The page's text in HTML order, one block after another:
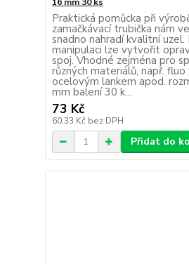
Praktická pomůcka při
zamačkávací trubička nám
snadno nahradí kvalitní uzel.
manipulaci lze vytvořit
spoj. Vhodné zejména pro
různých materiálů, např. fluo
ocelovým lankem apod.
mm balení 30 k...
73 Kč
60,33 Kč bez DPH
Přidat do